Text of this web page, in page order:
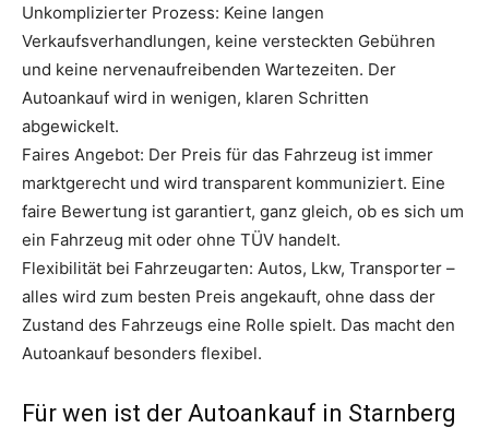
Unkomplizierter Prozess: Keine langen
Verkaufsverhandlungen, keine versteckten Gebühren
und keine nervenaufreibenden Wartezeiten. Der
Autoankauf wird in wenigen, klaren Schritten
abgewickelt.
Faires Angebot: Der Preis für das Fahrzeug ist immer
marktgerecht und wird transparent kommuniziert. Eine
faire Bewertung ist garantiert, ganz gleich, ob es sich um
ein Fahrzeug mit oder ohne TÜV handelt.
Flexibilität bei Fahrzeugarten: Autos, Lkw, Transporter –
alles wird zum besten Preis angekauft, ohne dass der
Zustand des Fahrzeugs eine Rolle spielt. Das macht den
Autoankauf besonders flexibel.
Für wen ist der Autoankauf in Starnberg